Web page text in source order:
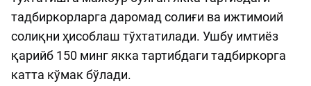
тадбиркорларга даромад солиғи ва ижтимоий
солиқни ҳисоблаш тўхтатилади. Ушбу имтиёз
қарийб 150 минг якка тартибдаги тадбиркорга
катта кўмак бўлади.